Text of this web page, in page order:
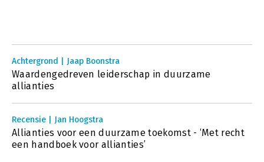
Achtergrond | Jaap Boonstra
Waardengedreven leiderschap in duurzame
allianties
Recensie | Jan Hoogstra
Allianties voor een duurzame toekomst - ‘Met recht
een handboek voor allianties’